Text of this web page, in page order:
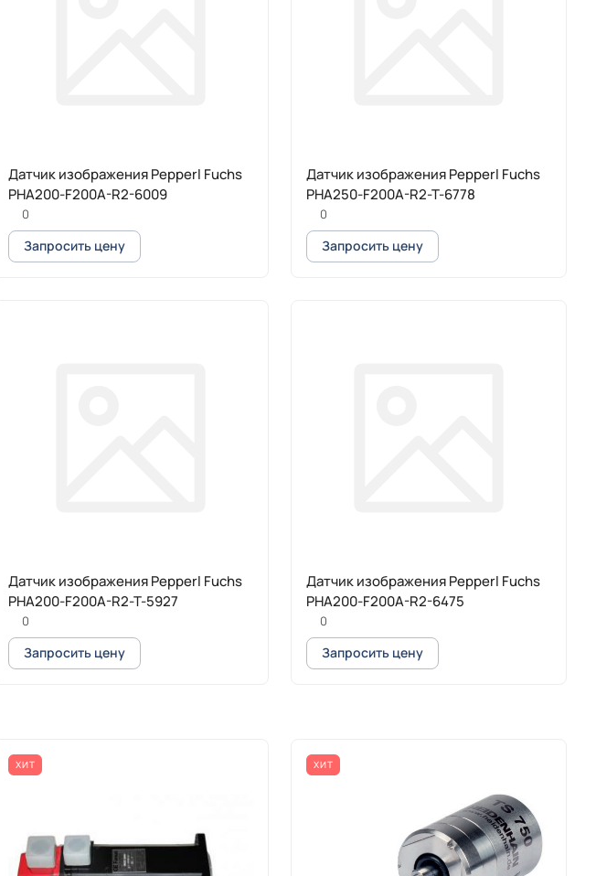
Датчик изображения Pepperl Fuchs
PHA200-F200A-R2-6009
0
Запросить цену
Датчик изображения Pepperl Fuchs
PHA250-F200A-R2-T-6778
0
Запросить цену
Датчик изображения Pepperl Fuchs
PHA200-F200A-R2-T-5927
0
Запросить цену
Датчик изображения Pepperl Fuchs
PHA200-F200A-R2-6475
0
Запросить цену
ХИТ ХИТ